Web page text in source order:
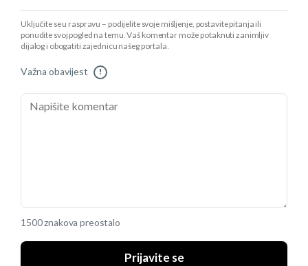
Uključite se u raspravu – podijelite svoje mišljenje, postavite pitanja ili
ponudite svoj pogled na temu. Vaš komentar može potaknuti zanimljiv
dijalog i obogatiti zajednicu našeg portala.
Važna obavijest !
1500 znakova preostalo
Prijavite se